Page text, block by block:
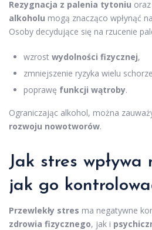
Rezygnacja z palenia tytoniu oraz
alkoholu mogą znacząco wpłynąć
Osoby decydujące się na rzucenie
wzrost wydolności fizycznej,
zmniejszenie ryzyka wielu
poprawę funkcji wątroby.
Ograniczając alkohol, można
rozwoju nowotworów.
Jak stres wpływa
jak go
Przewlekły stres ma negatywne
zdrowia fizycznego, jak i